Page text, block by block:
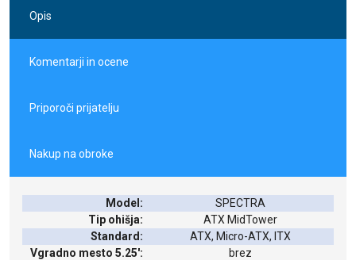
Tip ohišja
Napajalnik
ne
Največja višina CPU hlajenja
Prozorna stranica
Opis
Komentarji in ocene
Priporoči prijatelju
Nakup na obroke
Model:
SPECTRA
Tip ohišja:
ATX MidTower
Standard:
ATX, Micro-ATX, ITX
Vgradno mesto 5.25':
brez